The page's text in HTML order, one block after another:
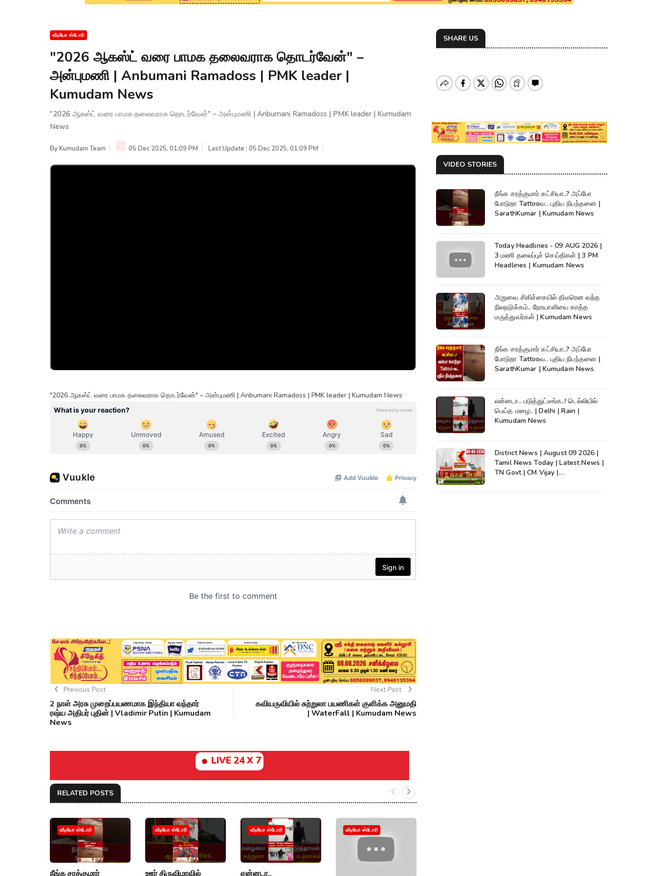
வீடியோ ஸ்டோரி
"2026 ஆகஸ்ட் வரை பாமக தலைவராக தொடர்வேன்" –
அன்புமணி | Anbumani Ramadoss | PMK leader |
Kumudam News
"2026 ஆகஸ்ட் வரை பாமக தலைவராக தொடர்வேன்" – அன்புமணி | Anbumani Ramadoss | PMK leader | Kumudam
News
ByKumudam Team 05 Dec 2025, 01:09 PM Last Update : 05 Dec 2025, 01:09 PM
"2026 ஆகஸ்ட் வரை பாமக தலைவராக தொடர்வேன்" – அன்புமணி | Anbumani Ramadoss | PMK leader | Kumudam News
Previous Post
2 நாள் அரசு முறைப்பயணமாக இந்தியா வந்தார்
ரஷ்ய அதிபர் புதின் | Vladimir Putin | Kumudam
News
Next Post
கவியருவியில் சுற்றுலா பயணிகள் குளிக்க அனுமதி
| WaterFall | Kumudam News
LIVE 24 X 7
RELATED POSTS
வீடியோ ஸ்டோரி
நீங்க சரத்குமார்
வீடியோ ஸ்டோரி
ஊர் திருவிழாவில்
வீடியோ ஸ்டோரி
என்னடா..
வீடியோ ஸ்டோரி
SHARE US
VIDEO STORIES
நீங்க சரத்குமார் கட்சியா..? அப்போ
போடுறா Tattooவ.. புதிய நிபந்தனை |
SarathKumar | Kumudam News
Today Headlines - 09 AUG 2026 |
3 மணி தலைப்புச் செய்திகள் | 3 PM
Headlines | Kumudam News
அறுவை சிகிச்சையில் திடீரென வந்த
நிலநடுக்கம்.. நோயாளியை காத்த
மருத்துவர்கள் | Kumudam News
நீங்க சரத்குமார் கட்சியா..? அப்போ
போடுறா Tattooவ.. புதிய நிபந்தனை |
SarathKumar | Kumudam News
என்னடா.. படுத்துட்டீங்க..! டெல்லியில்
பெய்த மழை.. | Delhi | Rain |
Kumudam News
District News | August 09 2026 |
Tamil News Today | Latest News |
TN Govt | CM Vijay |